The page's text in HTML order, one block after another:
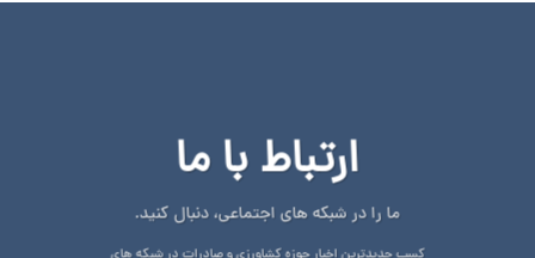
ارتباط با ما
ما را در شبکه های اجتماعی، دنبال کنید.